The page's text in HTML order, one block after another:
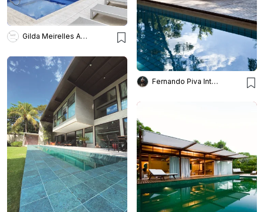
Fernando Piva Interiores
Gilda Meirelles Arquitetura